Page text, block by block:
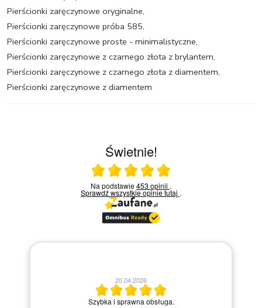
Pierścionki zaręczynowe oryginalne,
Pierścionki zaręczynowe próba 585,
Pierścionki zaręczynowe proste - minimalistyczne,
Pierścionki zaręczynowe z czarnego złota z brylantem,
Pierścionki zaręczynowe z czarnego złota z diamentem,
Pierścionki zaręczynowe z diamentem
Świetnie!
Ocena średnia 5 na 5
Na podstawie453 opinii .
Sprawdź wszystkie opinietutaj .
20.04.2026
Szybka i sprawna obsługa.